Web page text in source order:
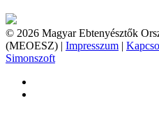
© 2026 Magyar Ebtenyésztők
(MEOESZ) | Impresszum |
Simonszoft